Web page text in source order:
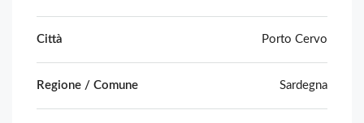
Città Porto Cervo
Regione / Comune Sardegna